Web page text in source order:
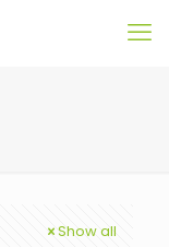
Show all